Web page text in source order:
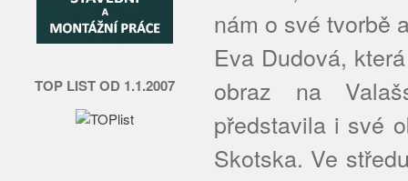
TOP LIST OD 1.1.2007
nám o své tvorbě
Eva Dudová,
obraz na
představila i své
Skotska. Ve